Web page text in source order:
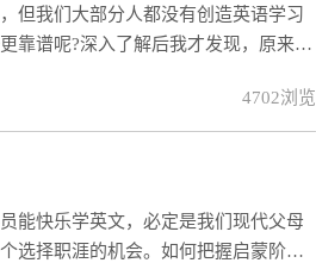
但我们大部分人都没有创造英语学习
靠谱呢?深入了解后我才发现，原来是
英语口
4702浏览
能快乐学英文，必定是我们现代父母
选择职涯的机会。如何把握启蒙阶